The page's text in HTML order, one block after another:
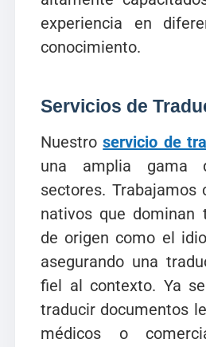
experiencia en
conocimiento.
Servicios de
Nuestroservicio de
una amplia gama
sectores. Trabajamos
nativos que dominan
de origen como el
asegurando una
fiel al contexto. Ya
traducir documentos
médicos o